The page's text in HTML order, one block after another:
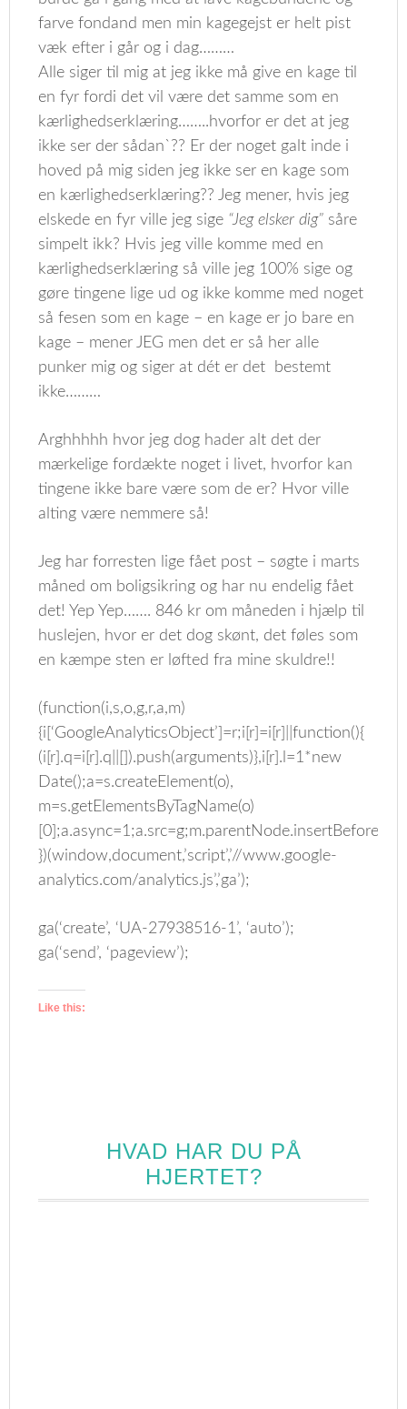
farve fondand men min kagegejst er helt pist
væk efter i går og i dag………
Alle siger til mig at jeg ikke må give en kage til
en fyr fordi det vil være det samme som en
kærlighedserklæring……..hvorfor er det at jeg
ikke ser der sådan`?? Er der noget galt inde i
hoved på mig siden jeg ikke ser en kage som
en kærlighedserklæring?? Jeg mener, hvis jeg
elskede en fyr ville jeg sige “Jeg elsker dig” såre
simpelt ikk? Hvis jeg ville komme med en
kærlighedserklæring så ville jeg 100% sige og
gøre tingene lige ud og ikke komme med noget
så fesen som en kage – en kage er jo bare en
kage – mener JEG men det er så her alle
punker mig og siger at dét er det bestemt
ikke………
Arghhhhh hvor jeg dog hader alt det der
mærkelige fordækte noget i livet, hvorfor kan
tingene ikke bare være som de er? Hvor ville
alting være nemmere så!
Jeg har forresten lige fået post – søgte i marts
måned om boligsikring og har nu endelig fået
det! Yep Yep……. 846 kr om måneden i hjælp til
huslejen, hvor er det dog skønt, det føles som
en kæmpe sten er løfted fra mine skuldre!!
(function(i,s,o,g,r,a,m)
{i[‘GoogleAnalyticsObject’]=r;i[r]=i[r]||function(){
(i[r].q=i[r].q||[]).push(arguments)},i[r].l=1*new
Date();a=s.createElement(o),
m=s.getElementsByTagName(o)
})(window,document,’script’,’//www.google-
analytics.com/analytics.js’,’ga’);
ga(‘create’, ‘UA-27938516-1’, ‘auto’);
ga(‘send’, ‘pageview’);
Like this:
HVAD HAR DU PÅ
HJERTET?